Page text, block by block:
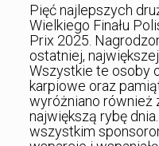
Pięć najlepszych
Wielkiego Finału
Prix 2025.
ostatniej,
Wszystkie te osoby
karpiowe oraz
wyróżniano również
największą rybę
wszystkim